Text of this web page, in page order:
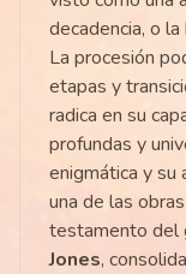
decadencia, o
La procesión
etapas y
radica en su
profundas y
enigmática y su
una de las
testamento del
Jones,